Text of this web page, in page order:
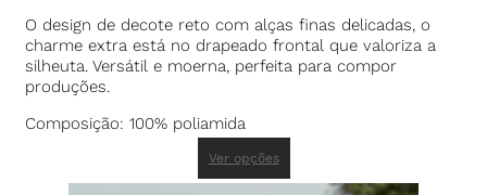
O design de decote reto com alças finas delicadas, o
charme extra está no drapeado frontal que valoriza a
silheuta. Versátil e moerna, perfeita para compor
produções.
Composição: 100% poliamida
Ver opções